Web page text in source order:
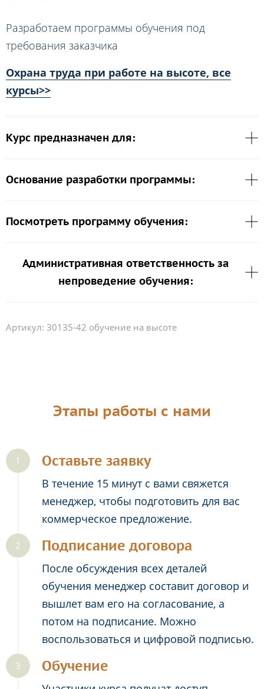
Разработаем программы обучения под
требования заказчика
Охрана труда при работе на высоте, все
курсы>>
Курс предназначен для:
Основание разработки программы:
Посмотреть программу обучения:
Административная ответственность за
непроведение обучения:
Артикул: 30135-42 обучение на высоте
Этапы работы с нами
Оставьте заявку
В течение 15 минут с вами свяжется
менеджер, чтобы подготовить для вас
коммерческое предложение.
Подписание договора
После обсуждения всех деталей
обучения менеджер составит договор и
вышлет вам его на согласование, а
потом на подписание. Можно
воспользоваться и цифровой подписью.
Обучение